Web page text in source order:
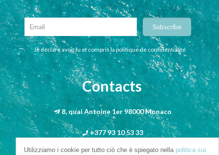
Je déclare avoir lu et compris la politique de confidentialité
Contacts
8, quai Antoine 1er 98000 Monaco
+377 93 10 53 33
info@riva-mbs.com
Utilizziamo i cookie per tutto ciò che è spiegato nella politica sui